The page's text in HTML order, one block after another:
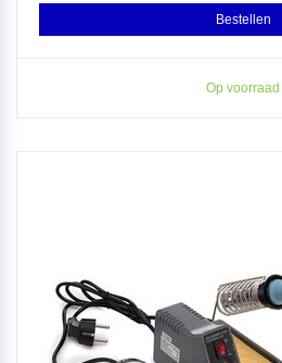
Bestellen
Op voorraad